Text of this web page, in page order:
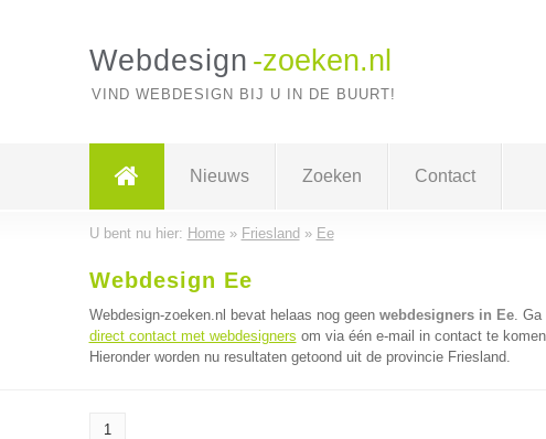
Webdesign -zoeken.nl
VIND WEBDESIGN BIJ U IN DE BUURT!
Nieuws Zoeken Contact
U bent nu hier: Home» Friesland » Ee
Webdesign Ee
Webdesign-zoeken.nl bevat helaas nog geen webdesigners in Ee. Ga
direct contact met webdesigners om via één e-mail in contact te
Hieronder worden nu resultaten getoond uit de provincie Friesland.
1